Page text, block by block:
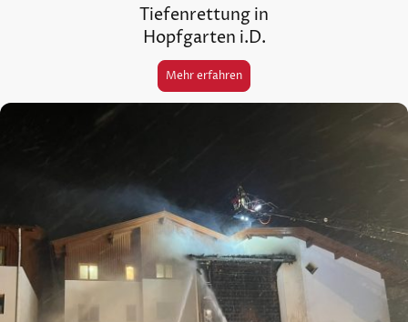
Tiefenrettung in
Hopfgarten i.D.
Mehr erfahren